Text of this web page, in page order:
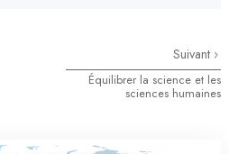
Suivant
Équilibrer la science et les
sciences humaines